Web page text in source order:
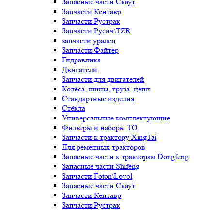
Запчасти Кентавр
Запчасти Рустрак
Запчасти Русич\TZR
запчасти уралец
Запчасти Файтер
Гидравлика
Двигатели
Запчасти для двигателей
Колёса, шины, груза, цепи
Стандартные изделия
Стёкла
Универсальные комплектующие
Фильтры и наборы ТО
Запчасти к трактору XingTai
Для ременных тракторов
Запасные части к тракторам Dongfeng
Запасные части Shifeng
Запчасти Foton\Lovol
Запасные части Скаут
Запчасти Кентавр
Запчасти Рустрак